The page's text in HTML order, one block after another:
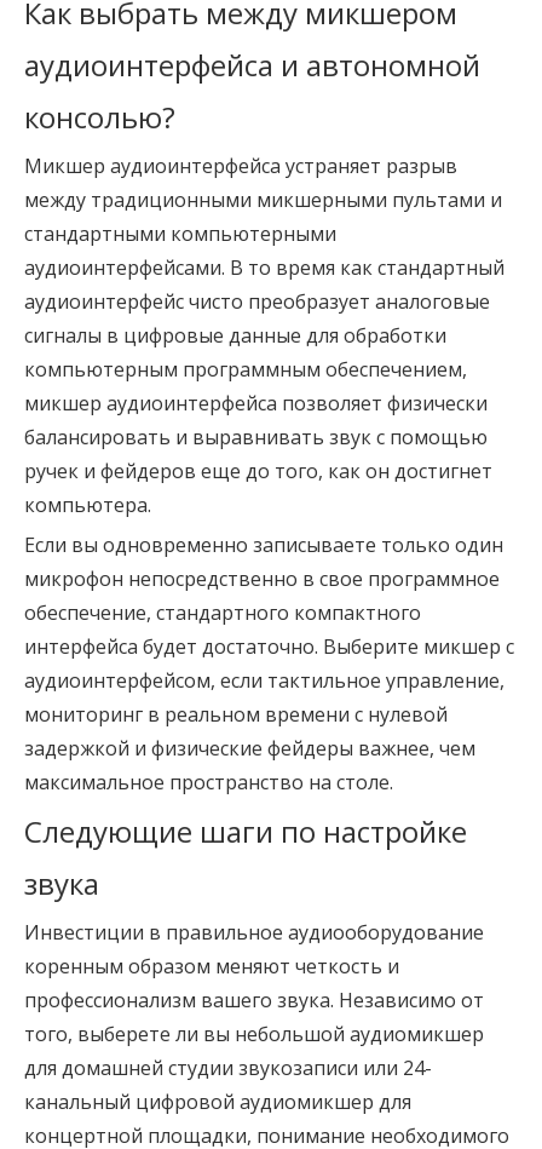
Как выбрать между микшером
аудиоинтерфейса и автономной
консолью?
Микшер аудиоинтерфейса устраняет разрыв
между традиционными микшерными пультами и
стандартными компьютерными
аудиоинтерфейсами. В то время как стандартный
аудиоинтерфейс чисто преобразует аналоговые
сигналы в цифровые данные для обработки
компьютерным программным обеспечением,
микшер аудиоинтерфейса позволяет физически
балансировать и выравнивать звук с помощью
ручек и фейдеров еще до того, как он достигнет
компьютера.
Если вы одновременно записываете только один
микрофон непосредственно в свое программное
обеспечение, стандартного компактного
интерфейса будет достаточно. Выберите микшер с
аудиоинтерфейсом, если тактильное управление,
мониторинг в реальном времени с нулевой
задержкой и физические фейдеры важнее, чем
максимальное пространство на столе.
Следующие шаги по настройке
звука
Инвестиции в правильное аудиооборудование
коренным образом меняют четкость и
профессионализм вашего звука. Независимо от
того, выберете ли вы небольшой аудиомикшер
для домашней студии звукозаписи или 24-
канальный цифровой аудиомикшер для
концертной площадки, понимание необходимого